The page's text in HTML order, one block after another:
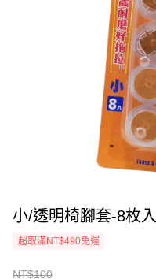
小/透明椅腳套-8枚入
超取滿NT$490免運
NT$100